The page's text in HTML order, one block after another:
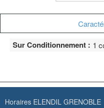
Sur Conditionnement : 1
Horaires ELENDIL GRENOBLE